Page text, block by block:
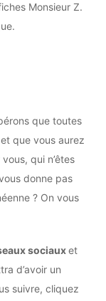
Monsieur Z.
que toutes
que vous aurez
qui n’êtes
donne pas
? On vous
sociauxet
d’avoir un
suivre, cliquez